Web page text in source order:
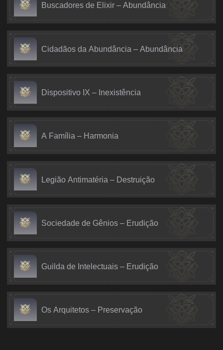
Buscadores de Elixir – Abundância
Cidadãos da Abundância – Abundância
Dispositivo IX – Inexistência
A Família – Harmonia
Legião Antimatéria – Destruição
Sociedade de Gênios – Erudição
Guilda de Intelectuais – Erudição
Os Arquitetos – Preservação